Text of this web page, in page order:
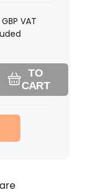
GBP VAT
TO
CART